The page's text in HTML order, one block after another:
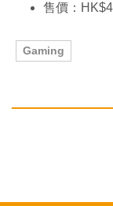
售價：
Gaming